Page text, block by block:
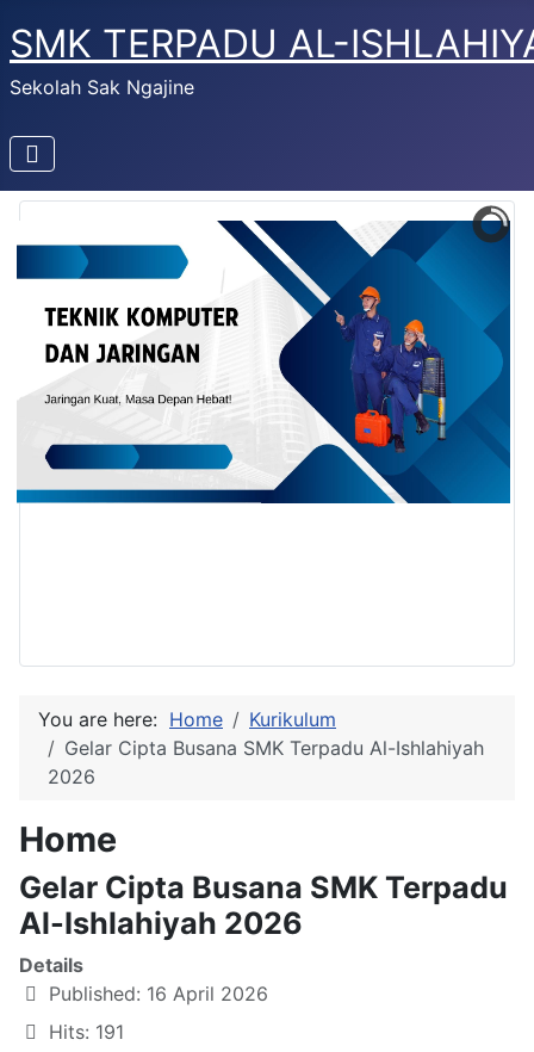
SMK TERPADU AL-
Sekolah Sak Ngajine
You are here: Home
Kurikulum
Gelar Cipta Busana SMK Terpadu Al-Ishlahiyah
2026
Home
Gelar Cipta Busana SMK Terpadu
Al-Ishlahiyah 2026
Details
Published: 16 April 2026
Hits: 191